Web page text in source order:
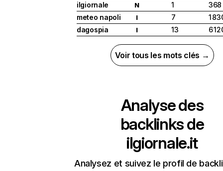
ilgiornale
N 1
368
meteo napoli
I 7
1
dagospia
I 13 6
Voir tous les mots clés →
Analyse des
backlinks de
ilgiornale.it
Analysez et suivez le profil de